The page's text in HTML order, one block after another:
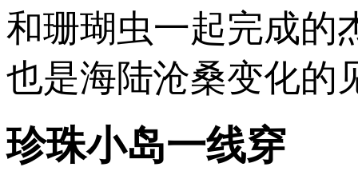
和珊瑚虫一起完成的
也是海陆沧桑变化的
珍珠小岛一线穿